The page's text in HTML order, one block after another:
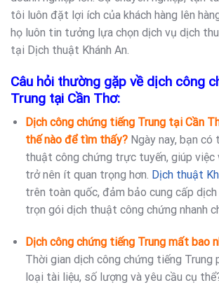
tôi luôn đặt lợi ích của khách hàng lên
họ luôn tin tưởng lựa chọn dịch vụ dịch
tại Dịch thuật Khánh An.
Câu hỏi thường gặp về dịch công
Trung tại Cần Thơ:
Dịch công chứng tiếng Trung tại Cần
thế nào để tìm thấy?Ngày nay, bạn có
thuật công chứng trực tuyến, giúp việc
trở nên ít quan trọng hơn. Dịch thuật
trên toàn quốc, đảm bảo cung cấp
trọn gói dịch thuật công chứng nhanh
Dịch công chứng tiếng Trung mất bao
Thời gian dịch công chứng tiếng Trung
loại tài liệu, số lượng và yêu cầu cụ